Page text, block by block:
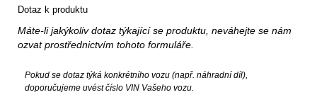
Dotaz k produktu
Máte-li jakýkoliv dotaz týkající se produktu, neváhejte se nám
ozvat prostřednictvím tohoto formuláře.
Pokud se dotaz týká konkrétního vozu (např. náhradní díl),
doporučujeme uvést číslo VIN Vašeho vozu.